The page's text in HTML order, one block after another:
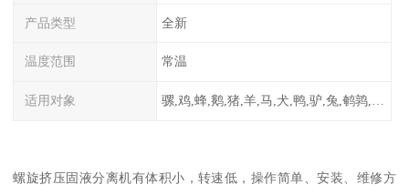
产品类型 全新
温度范围 常温
适用对象 骡,鸡,蜂,鹅,猪,羊,马,犬,鸭,驴,兔,鹌鹑,牛,鸽
螺旋挤压固液分离机有体积小，转速低，操作简单、安装、维修方